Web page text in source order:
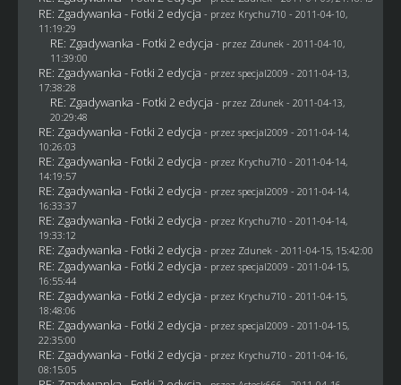
RE: Zgadywanka - Fotki 2 edycja - przez Krychu710 - 2011-04-10,
11:19:29
RE: Zgadywanka - Fotki 2 edycja - przez Zdunek - 2011-04-10,
11:39:00
RE: Zgadywanka - Fotki 2 edycja - przez specjal2009 - 2011-04-13,
17:38:28
RE: Zgadywanka - Fotki 2 edycja - przez Zdunek - 2011-04-13,
20:29:48
RE: Zgadywanka - Fotki 2 edycja - przez specjal2009 - 2011-04-14,
10:26:03
RE: Zgadywanka - Fotki 2 edycja - przez Krychu710 - 2011-04-14,
14:19:57
RE: Zgadywanka - Fotki 2 edycja - przez specjal2009 - 2011-04-14,
16:33:37
RE: Zgadywanka - Fotki 2 edycja - przez Krychu710 - 2011-04-14,
19:33:12
RE: Zgadywanka - Fotki 2 edycja - przez Zdunek - 2011-04-15, 15:42:00
RE: Zgadywanka - Fotki 2 edycja - przez specjal2009 - 2011-04-15,
16:55:44
RE: Zgadywanka - Fotki 2 edycja - przez Krychu710 - 2011-04-15,
18:48:06
RE: Zgadywanka - Fotki 2 edycja - przez specjal2009 - 2011-04-15,
22:35:00
RE: Zgadywanka - Fotki 2 edycja - przez Krychu710 - 2011-04-16,
08:15:05